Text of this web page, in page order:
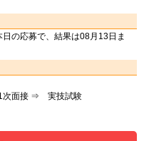
の応募で、結果は08月13日ま
次面接 ⇒ 実技試験